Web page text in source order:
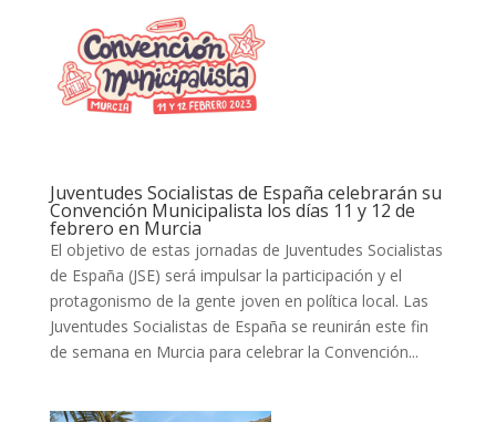
Juventudes Socialistas de España celebrarán su
Convención Municipalista los días 11 y 12 de
febrero en Murcia
El objetivo de estas jornadas de Juventudes Socialistas
de España (JSE) será impulsar la participación y el
protagonismo de la gente joven en política local. Las
Juventudes Socialistas de España se reunirán este fin
de semana en Murcia para celebrar la Convención...